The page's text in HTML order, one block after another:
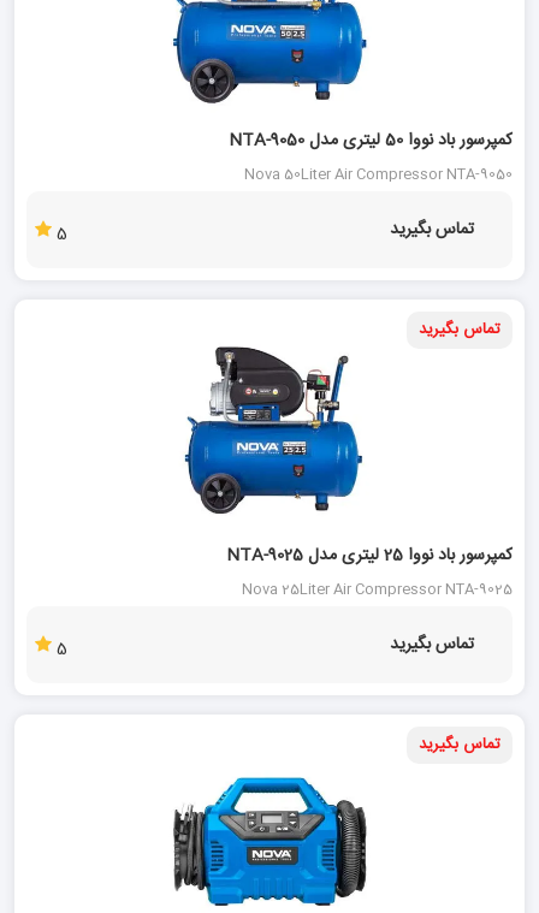
کمپرسور باد نووا 50 لیتری مدل NTA-9050
Nova 50Liter Air Compressor NTA-9050
تماس بگیرید 5
تماس بگیرید
کمپرسور باد نووا 25 لیتری مدل NTA-9025
Nova 25Liter Air Compressor NTA-9025
تماس بگیرید 5
تماس بگیرید